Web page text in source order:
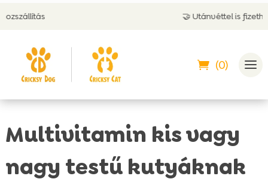
🤝 Utánvéttel is fizethetsz
(0)
Multivitamin kis vagy
nagy testű kutyáknak